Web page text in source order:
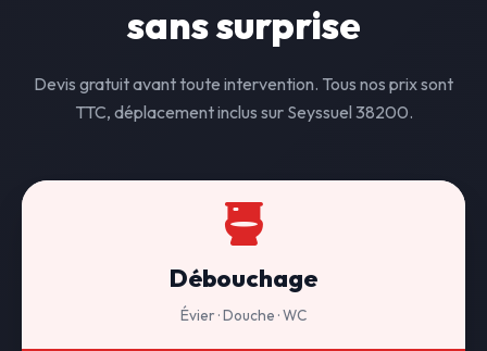
sans surprise
Devis gratuit avant toute intervention. Tous nos prix sont
TTC, déplacement inclus sur Seyssuel 38200.
Débouchage
Évier · Douche · WC